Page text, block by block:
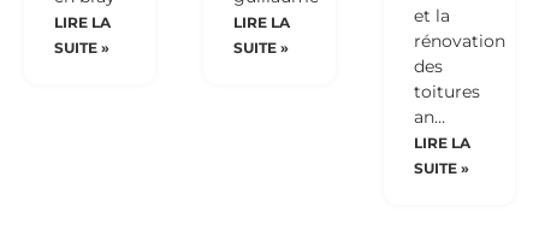
LIRE LA
SUITE »
LIRE LA
SUITE »
et la
rénovation
des
toitures
an…
LIRE LA
SUITE »